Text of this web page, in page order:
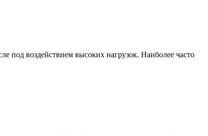
под воздействием высоких нагрузок. Наиболее часто